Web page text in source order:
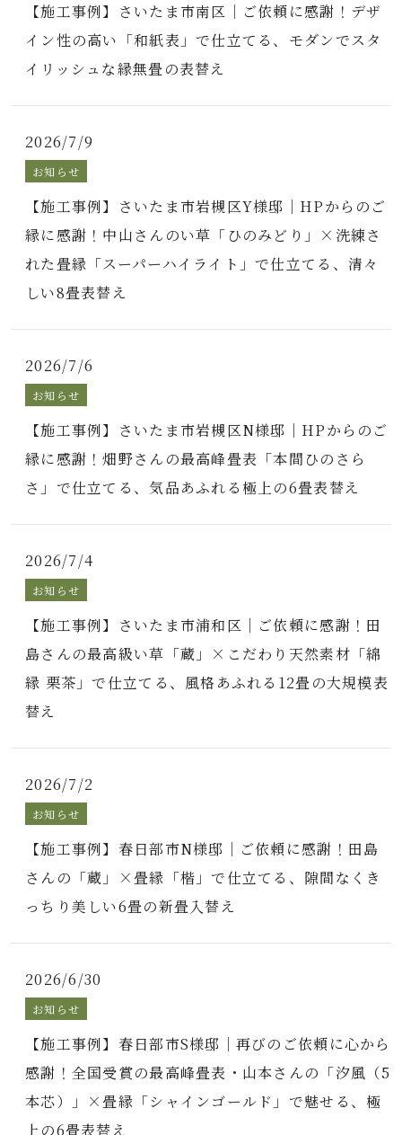
【施工事例】さいたま市南区｜ご依頼に感謝！デザ
イン性の高い「和紙表」で仕立てる、モダンでスタ
イリッシュな縁無畳の表替え
2026/7/9
お知らせ
【施工事例】さいたま市岩槻区Y様邸｜HPからのご
縁に感謝！中山さんのい草「ひのみどり」×洗練さ
れた畳縁「スーパーハイライト」で仕立てる、清々
しい8畳表替え
2026/7/6
お知らせ
【施工事例】さいたま市岩槻区N様邸｜HPからのご
縁に感謝！畑野さんの最高峰畳表「本間ひのさら
さ」で仕立てる、気品あふれる極上の6畳表替え
2026/7/4
お知らせ
【施工事例】さいたま市浦和区｜ご依頼に感謝！田
島さんの最高級い草「蔵」×こだわり天然素材「綿
縁 栗茶」で仕立てる、風格あふれる12畳の大規模表
替え
2026/7/2
お知らせ
【施工事例】春日部市N様邸｜ご依頼に感謝！田島
さんの「蔵」×畳縁「楷」で仕立てる、隙間なくき
っちり美しい6畳の新畳入替え
2026/6/30
お知らせ
【施工事例】春日部市S様邸｜再びのご依頼に心から
感謝！全国受賞の最高峰畳表・山本さんの「汐風（5
本芯）」×畳縁「シャインゴールド」で魅せる、極
上の6畳表替え